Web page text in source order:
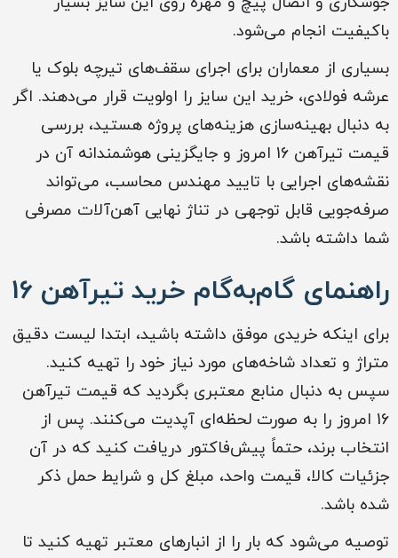
باکیفیت انجام می‌شود.
بسیاری از معماران برای اجرای سقف‌های تیرچه بلوک یا
عرشه فولادی، خرید این سایز را اولویت قرار می‌دهند. اگر
به دنبال بهینه‌سازی هزینه‌های پروژه هستید، بررسی
قیمت تیرآهن 16 امروز و جایگزینی هوشمندانه آن در
نقشه‌های اجرایی با تایید مهندس محاسب، می‌تواند
صرفه‌جویی قابل توجهی در تناژ نهایی آهن‌آلات مصرفی
شما داشته باشد.
راهنمای گام‌به‌گام خرید تیرآهن 16
برای اینکه خریدی موفق داشته باشید، ابتدا لیست دقیق
متراژ و تعداد شاخه‌های مورد نیاز خود را تهیه کنید.
سپس به دنبال منابع معتبری بگردید که قیمت تیرآهن
16 امروز را به صورت لحظه‌ای آپدیت می‌کنند. پس از
انتخاب برند، حتماً پیش‌فاکتور دریافت کنید که در آن
جزئیات کالا، قیمت واحد، مبلغ کل و شرایط حمل ذکر
شده باشد.
توصیه می‌شود که بار را از انبارهای معتبر تهیه کنید تا